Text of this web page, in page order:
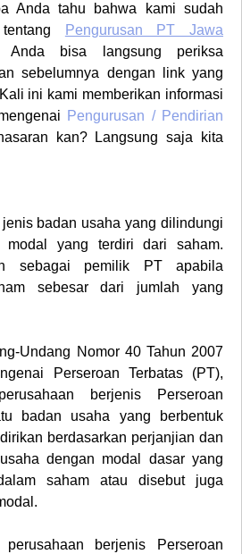
Anda tahu bahwa kami sudah
Pengurusan PT Jawa
Anda bisa langsung periksa
sebelumnya dengan link yang
ini kami memberikan informasi
Pengurusan / Pendirian
kan? Langsung saja kita
badan usaha yang dilindungi
modal yang terdiri dari saham.
sebagai pemilik PT apabila
sebesar dari jumlah yang
Undang Nomor 40 Tahun 2007
Perseroan Terbatas (PT),
berjenis Perseroan
badan usaha yang berbentuk
berdasarkan perjanjian dan
dengan modal dasar yang
saham atau disebut juga
perusahaan berjenis
Perseroan